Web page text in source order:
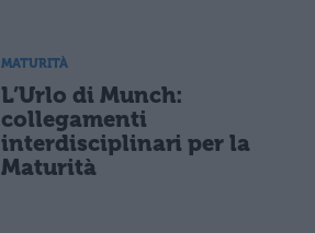
MATURITÀ
L’Urlo di Munch:
collegamenti
interdisciplinari per la
Maturità